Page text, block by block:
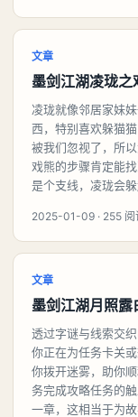
文章
墨剑江湖凌珑之
凌珑就像邻居家妹
西，特别喜欢躲猫
被我们忽视了，所
戏熊的步骤肯定能
是个支线，凌珑会
2025-01-09 · 255 阅
文章
墨剑江湖月照露
透过字谜与线索交
你正在为任务卡关
你拨开迷雾，助你
务完成攻略任务的
一章，这相当于为